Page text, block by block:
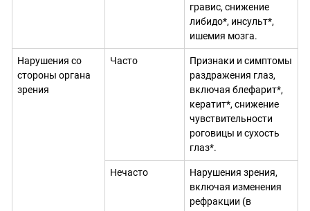
гравис, снижение
либидо*, инсульт*,
ишемия мозга.
Нарушения со
стороны органа
зрения
Часто
Признаки и симптомы
раздражения глаз,
включая блефарит*,
кератит*, снижение
чувствительности
роговицы и сухость
глаз*.
Нечасто
Нарушения зрения,
включая изменения
рефракции (в